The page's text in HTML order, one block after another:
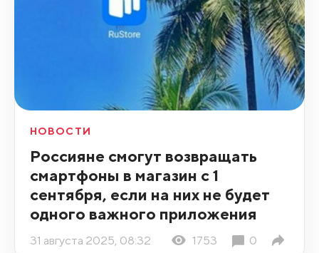
НОВОСТИ
Россияне смогут возвращать
смартфоны в магазин с 1
сентября, если на них не будет
одного важного приложения
31 августа 2025, 08:32 1753 0